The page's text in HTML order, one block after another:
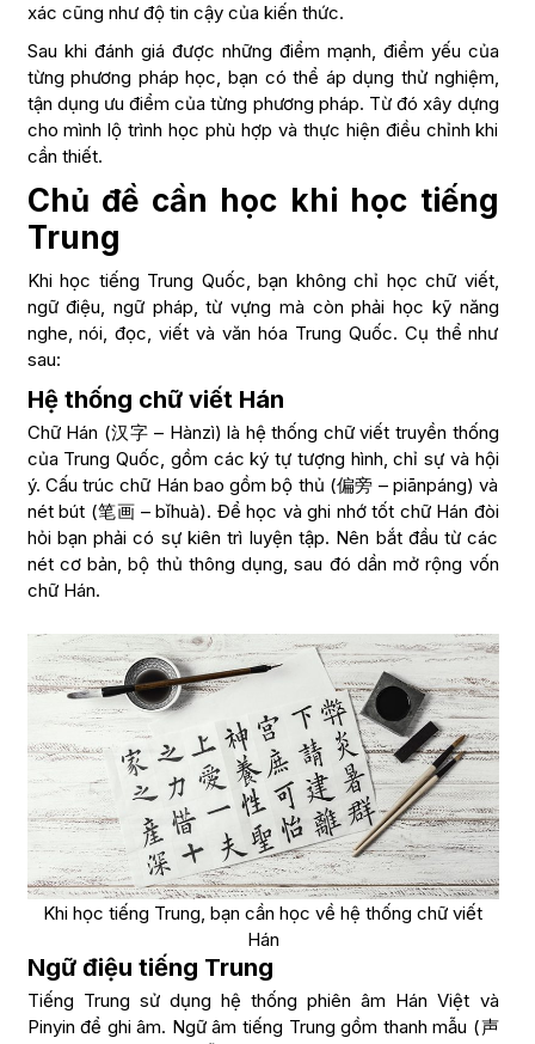
xác cũng như độ tin cậy của kiến thức.
Sau khi đánh giá được những điểm mạnh, điểm yếu của
từng phương pháp học, bạn có thể áp dụng thử nghiệm,
tận dụng ưu điểm của từng phương pháp. Từ đó xây dựng
cho mình lộ trình học phù hợp và thực hiện điều chỉnh khi
cần thiết.
Chủ đề cần học khi học tiếng
Trung
Khi học tiếng Trung Quốc, bạn không chỉ học chữ viết,
ngữ điệu, ngữ pháp, từ vựng mà còn phải học kỹ năng
nghe, nói, đọc, viết và văn hóa Trung Quốc. Cụ thể như
sau:
Hệ thống chữ viết Hán
Chữ Hán (汉字 – Hànzì) là hệ thống chữ viết truyền thống
của Trung Quốc, gồm các ký tự tượng hình, chỉ sự và hội
ý. Cấu trúc chữ Hán bao gồm bộ thủ (偏旁 – piānpáng) và
nét bút (笔画 – bǐhuà). Để học và ghi nhớ tốt chữ Hán đòi
hỏi bạn phải có sự kiên trì luyện tập. Nên bắt đầu từ các
nét cơ bản, bộ thủ thông dụng, sau đó dần mở rộng vốn
chữ Hán.
Khi học tiếng Trung, bạn cần học về hệ thống chữ viết
Hán
Ngữ điệu tiếng Trung
Tiếng Trung sử dụng hệ thống phiên âm Hán Việt và
Pinyin để ghi âm. Ngữ âm tiếng Trung gồm thanh mẫu (声